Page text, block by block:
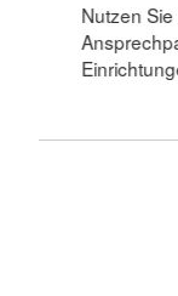
Nutzen